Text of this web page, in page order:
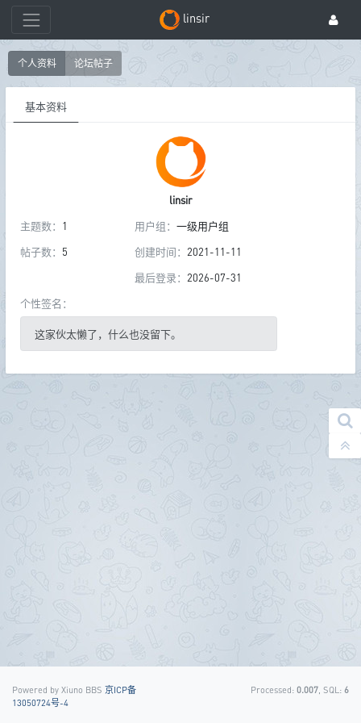
linsir
个人资料 论坛帖子
基本资料
linsir
主题数： 1
帖子数： 5
用户组：一级用户组
创建时间：2021-11-11
最后登录：2026-07-31
个性签名：
这家伙太懒了，什么也没留下。
Powered by Xiuno BBS 京ICP备
13050724号-4
Processed: 0.007 , SQL: 6